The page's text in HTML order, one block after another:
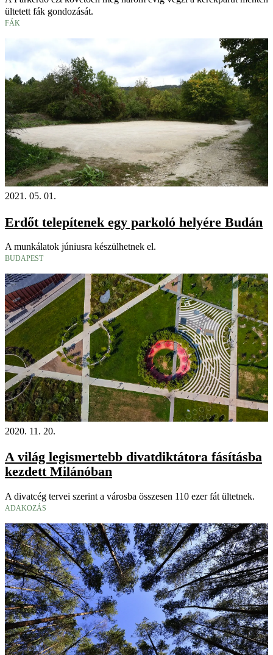
ültetett fák gondozását.
FÁK
2021. 05. 01.
Erdőt telepítenek egy parkoló helyére Budán
A munkálatok júniusra készülhetnek el.
BUDAPEST
2020. 11. 20.
A világ legismertebb divatdiktátora fásításba
kezdett Milánóban
A divatcég tervei szerint a városba összesen 110 ezer fát ültetnek.
ADAKOZÁS